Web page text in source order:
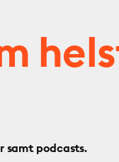
samt podcasts.